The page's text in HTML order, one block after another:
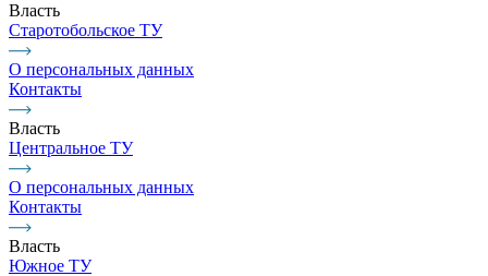
Власть
Старотобольское ТУ
О персональных данных
Контакты
Власть
Центральное ТУ
О персональных данных
Контакты
Власть
Южное ТУ